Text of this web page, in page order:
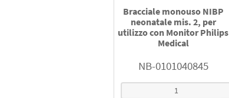
Bracciale monouso NIBP
neonatale mis. 2, per
utilizzo con Monitor Philips
Medical
NB-0101040845